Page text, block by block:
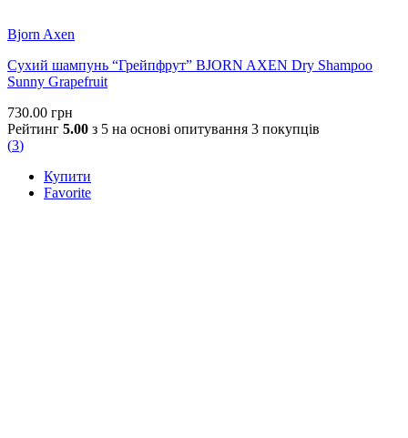
Bjorn Axen
Сухий шампунь “Грейпфрут” BJORN AXEN Dry Shampoo
Sunny Grapefruit
730.00 грн
Рейтинг 5.00 з 5 на основі опитування 3 покупців
(3)
Купити
Favorite